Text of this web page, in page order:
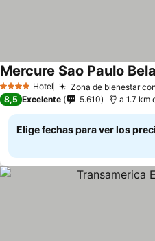
4 EstrellasHotel Zona de bienestar
Mercure Sao Paulo
8,5 Excelente 5.610 a 1.7 km
Elige fechas para ver los